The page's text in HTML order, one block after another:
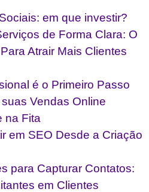
em que investir?
de Forma Clara: O
Atrair Mais Clientes
é o Primeiro Passo
Vendas Online
na Fita
em SEO Desde a Criação
para Capturar Contatos:
em Clientes